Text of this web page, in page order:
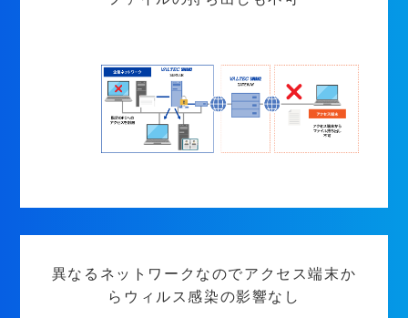
異なるネットワークなのでアクセス端末か
らウィルス感染の影響なし